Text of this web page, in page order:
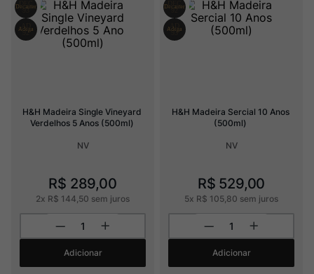
H&H Madeira Single Vineyard
Verdelhos 5 Anos (500ml)
NV
R$ 289,00
2x R$ 144 50 sem juros
Adicionar
H&H Madeira Sercial 10 Anos
(500ml)
NV
R$ 529,00
5x R$ 105 80 sem juros
Adicionar
8º Ver Sacrum
9º Rocim
Champagne